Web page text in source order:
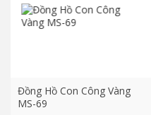
Đồng Hồ Con Công Vàng
MS-69